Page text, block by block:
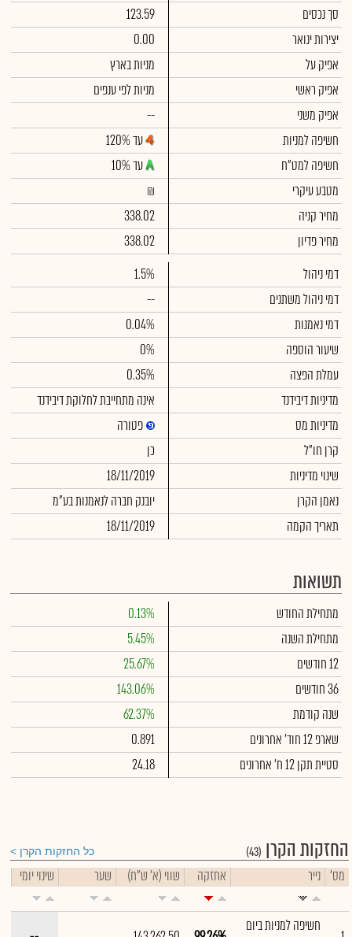
סך נכסים
123.59
יצירות ינואר
0.00
אפיק על
מניות בארץ
אפיק ראשי
מניות לפי ענפים
אפיק משני
--
חשיפה למניות
עד 120%
חשיפה למט"ח
עד 10%
מטבע עיקרי
₪
מחיר קניה
338.02
מחיר פדיון
338.02
דמי ניהול
1.5%
דמי ניהול משתנים
--
דמי נאמנות
0.04%
שיעור הוספה
0%
עמלת הפצה
0.35%
מדיניות דיבידנד
אינה מתחייבת לחלוקת דיבידנד
מדיניות מס
פטורה
קרן חו"ל
כן
שינוי מדיניות
18/11/2019
נאמן הקרן
יובנק חברה לנאמנות בע"מ
תאריך הקמה
18/11/2019
תשואות
מתחילת החודש
0.13%
מתחילת השנה
5.45%
12 חודשים
25.67%
36 חודשים
143.06%
שנה קודמת
62.37%
שארפ 12 חוד' אחרונים
0.891
סטיית תקן 12 ח' אחרונים
24.18
החזקות הקרן (43) כל החזקות הקרן
מס' נייר אחזקה שווי (א' ש"ח) שער שינוי יומי
חשיפה למניות ביום